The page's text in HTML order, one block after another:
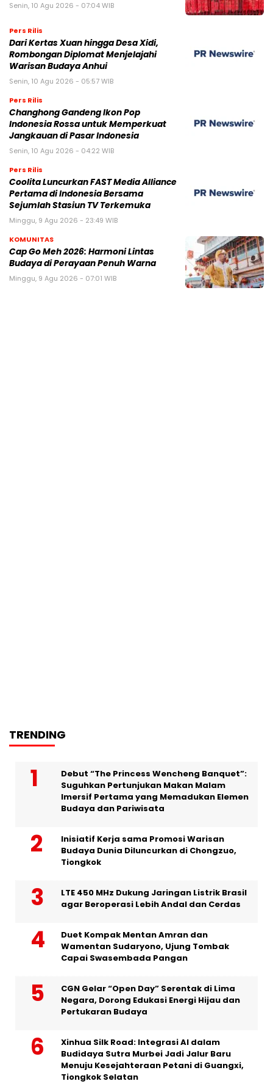
Senin, 10 Agu 2026 - 07:04 WIB
Pers Rilis
Dari Kertas Xuan hingga Desa Xidi,
Rombongan Diplomat Menjelajahi
Warisan Budaya Anhui
Senin, 10 Agu 2026 - 05:57 WIB
Pers Rilis
Changhong Gandeng Ikon Pop
Indonesia Rossa untuk Memperkuat
Jangkauan di Pasar Indonesia
Senin, 10 Agu 2026 - 04:22 WIB
Pers Rilis
Coolita Luncurkan FAST Media Alliance
Pertama di Indonesia Bersama
Sejumlah Stasiun TV Terkemuka
Minggu, 9 Agu 2026 - 23:49 WIB
KOMUNITAS
Cap Go Meh 2026: Harmoni Lintas
Budaya di Perayaan Penuh Warna
Minggu, 9 Agu 2026 - 07:01 WIB
TRENDING
Debut “The Princess Wencheng Banquet”:
Suguhkan Pertunjukan Makan Malam
Imersif Pertama yang Memadukan Elemen
Budaya dan Pariwisata
Inisiatif Kerja sama Promosi Warisan
Budaya Dunia Diluncurkan di Chongzuo,
Tiongkok
LTE 450 MHz Dukung Jaringan Listrik Brasil
agar Beroperasi Lebih Andal dan Cerdas
Duet Kompak Mentan Amran dan
Wamentan Sudaryono, Ujung Tombak
Capai Swasembada Pangan
CGN Gelar “Open Day” Serentak di Lima
Negara, Dorong Edukasi Energi Hijau dan
Pertukaran Budaya
Xinhua Silk Road: Integrasi AI dalam
Budidaya Sutra Murbei Jadi Jalur Baru
Menuju Kesejahteraan Petani di Guangxi,
Tiongkok Selatan